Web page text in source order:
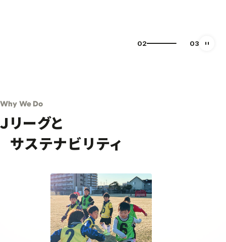
03 03 自動
Why We Do
Ｊリーグと
サステナビリティ